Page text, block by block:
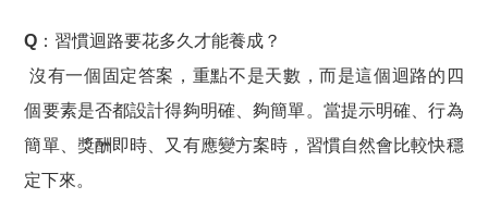
Q：習慣迴路要花多久才能養成？
沒有一個固定答案，重點不是天數，而是這個迴路的四
個要素是否都設計得夠明確、夠簡單。當提示明確、行為
簡單、獎酬即時、又有應變方案時，習慣自然會比較快穩
定下來。